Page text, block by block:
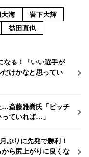
大海
岩下大輝
益田直也
なる！「いい選手が
けかなと思ってい
…斎藤雅樹氏「ピッチ
ていれば…」
ぶりに先発で勝利！
から尻上がりに良くな